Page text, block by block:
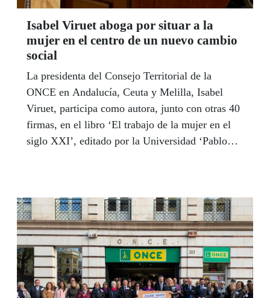
Isabel Viruet aboga por situar a la
mujer en el centro de un nuevo cambio
social
La presidenta del Consejo Territorial de la
ONCE en Andalucía, Ceuta y Melilla, Isabel
Viruet, participa como autora, junto con otras 40
firmas, en el libro ‘El trabajo de la mujer en el
siglo XXI’, editado por la Universidad ‘Pablo
situación actual del mercado laboral de la mujer
desde su perspectiva personal. Viruet, que es
también secretaria general del CERMI en
Andalucía, defendió en la presentación del libro
que es tiempo de liderar una revolución para
situar a la mujer en el centro de todas las